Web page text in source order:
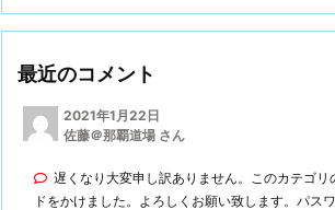
最近のコメント
2021年1月22日
佐藤＠那覇道場 さん
遅くなり大変申し訳ありません。このカテゴリ
ドをかけました。よろしくお願い致します。パス